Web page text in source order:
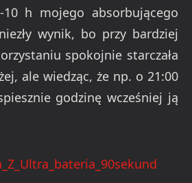
h mojego absorbującego
wynik, bo przy bardziej
spokojnie starczała
ale wiedząc, że np. o 21:00
godzinę wcześniej ją